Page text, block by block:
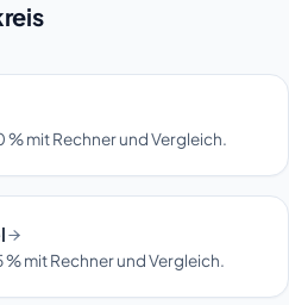
mit Rechner und Vergleich.
mit Rechner und Vergleich.